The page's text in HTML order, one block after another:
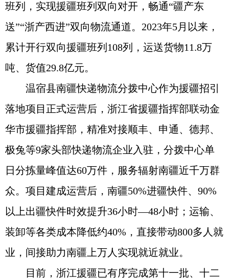
班列，实现援疆班列双向对开，畅通“疆产东
送”“浙产西进”双向物流通道。2023年5月以来，
累计开行双向援疆班列108列，运送货物11.8万
吨、货值29.8亿元。
温宿县南疆快递物流分拨中心作为援疆招引
落地项目正式运营后，浙江省援疆指挥部联动金
华市援疆指挥部，精准对接顺丰、申通、德邦、
极兔等9家头部快递物流企业入驻，分拨中心单
日分拣量峰值达60万件，服务辐射南疆近千万群
众。项目建成运营后，南疆50%进疆快件、90%
以上出疆快件时效提升36小时—48小时；运输、
装卸等各类成本降低约40%，直接带动800多人就
业，间接助力南疆上万人实现就近就业。
目前，浙江援疆已有序完成第十一批、十二